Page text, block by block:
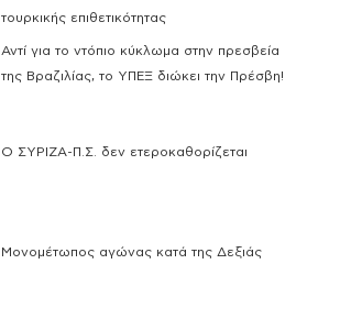
τουρκικής επιθετικότητας
Αντί για το ντόπιο κύκλωμα στην πρεσβεία
της Βραζιλίας, το ΥΠΕΞ διώκει την Πρέσβη!
Ο ΣΥΡΙΖΑ-Π.Σ. δεν ετεροκαθορίζεται
Μονομέτωπος αγώνας κατά της Δεξιάς